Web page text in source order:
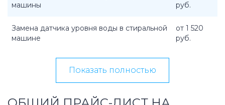
машины
руб.
Замена датчика уровня воды в стиральной
машине
от 1 520
руб.
Показать полностью